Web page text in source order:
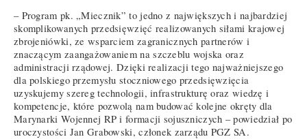
– Program pk. „Miecznik” to jedno z największych i najbardziej
skomplikowanych przedsięwzięć realizowanych siłami krajowej
zbrojeniówki, ze wsparciem zagranicznych partnerów i
znaczącym zaangażowaniem na szczeblu wojska oraz
administracji rządowej. Dzięki realizacji tego najważniejszego
dla polskiego przemysłu stoczniowego przedsięwzięcia
uzyskujemy szereg technologii, infrastrukturę oraz wiedzę i
kompetencje, które pozwolą nam budować kolejne okręty dla
Marynarki Wojennej RP i formacji sojuszniczych – powiedział po
uroczystości Jan Grabowski, członek zarządu PGZ SA.